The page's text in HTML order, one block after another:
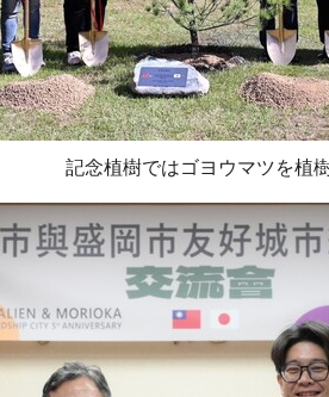
記念植樹ではゴヨウマツを植